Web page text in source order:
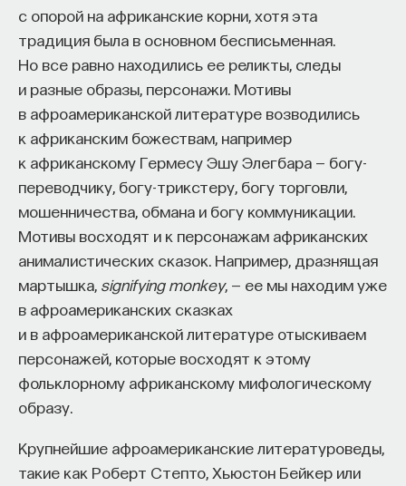
с опорой на африканские корни, хотя эта
традиция была в основном бесписьменная.
Но все равно находились ее реликты, следы
и разные образы, персонажи. Мотивы
в афроамериканской литературе возводились
к африканским божествам, например
к африканскому Гермесу Эшу Элегбара — богу-
переводчику, богу-трикстеру, богу торговли,
мошенничества, обмана и богу коммуникации.
Мотивы восходят и к персонажам африканских
анималистических сказок. Например, дразнящая
мартышка, signifying monkey, — ее мы находим уже
в афроамериканских сказках
и в афроамериканской литературе отыскиваем
персонажей, которые восходят к этому
фольклорному африканскому мифологическому
образу.
Крупнейшие афроамериканские литературоведы,
такие как Роберт Степто, Хьюстон Бейкер или